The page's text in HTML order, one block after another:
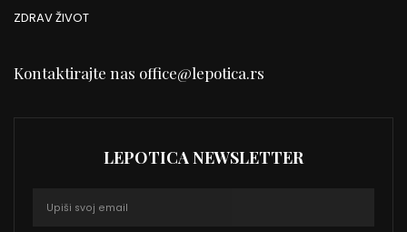
ZDRAV ŽIVOT
Kontaktirajte nas office@lepotica.rs
LEPOTICA NEWSLETTER